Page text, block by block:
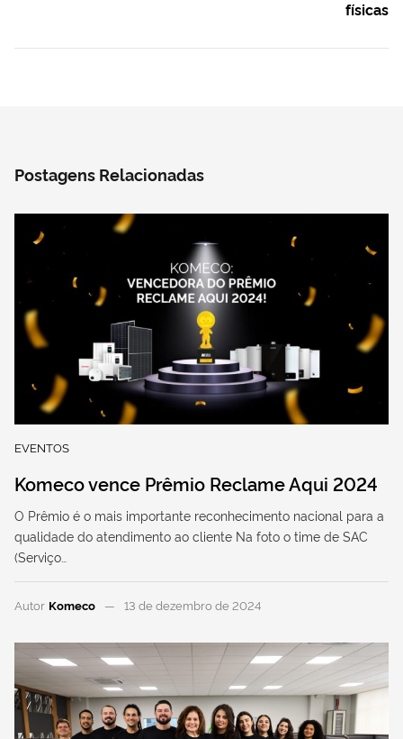
físicas
Postagens Relacionadas
EVENTOS
Komeco vence Prêmio Reclame Aqui 2024
O Prêmio é o mais importante reconhecimento nacional para a
qualidade do atendimento ao cliente Na foto o time de SAC
(Serviço…
Autor Komeco 13 de dezembro de 2024